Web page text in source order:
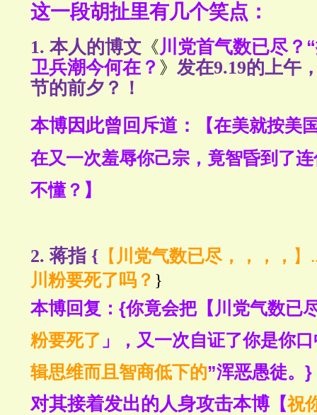
这一段胡扯里有几个笑点：
1. 本人的博文 《 川党首气数已尽？
卫兵潮今何在？ 》 发在9.19的上午
节的前夕？！
本博因此曾回斥道：
【在美就按美
在又一次羞辱你己宗，竟智昏到了
不懂？】
2. 蒋指 { 【 川党气数已尽，，，， 】
川粉要死了吗？ }
本博回复： {你竟会把【川党气数已
粉要死了 」，又一次自证了你是你
辑思维而且智商低下的”浑恶愚徒。}
对其接着发出的人身攻击本博 【祝